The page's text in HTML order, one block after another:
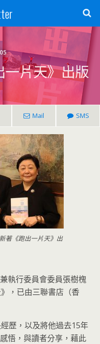
片天》出版
Mail SMS
著《跑出一片天》出
執行委員會委員張樹槐
，已由三聯書店（香
歷，以及將他過去15年
悟，與讀者分享，藉此